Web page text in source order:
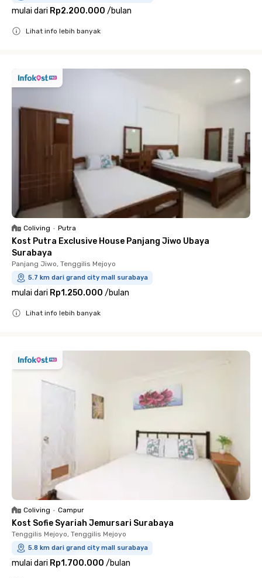
mulai dari Rp2.200.000 /bulan
Lihat info lebih banyak
Coliving • Putra
Kost Putra Exclusive House Panjang Jiwo Ubaya
Surabaya
Panjang Jiwo, Tenggilis Mejoyo
5.7 km dari grand city mall surabaya
mulai dari Rp1.250.000 /bulan
Lihat info lebih banyak
Coliving • Campur
Kost Sofie Syariah Jemursari Surabaya
Tenggilis Mejoyo, Tenggilis Mejoyo
5.8 km dari grand city mall surabaya
mulai dari Rp1.700.000 /bulan